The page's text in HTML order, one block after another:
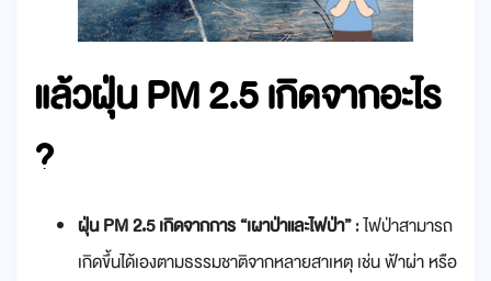
แล้วฝุ่น PM 2.5 เกิดจากอะไร
?
ฝุ่น PM 2.5 เกิดจากการ “เผาป่าและไฟป่า”: ไฟป่าสามารถ
เกิดขึ้นได้เองตามธรรมชาติจากหลายสาเหตุ เช่น ฟ้าผ่า หรือ